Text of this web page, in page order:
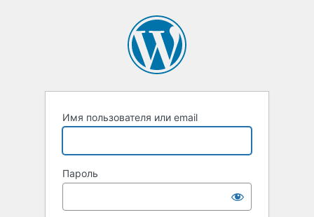
Имя пользователя или email
Пароль